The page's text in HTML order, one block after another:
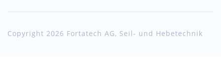
Copyright 2026 Fortatech AG, Seil- und Hebetechnik